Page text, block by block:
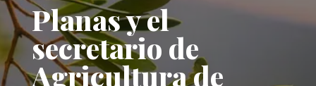
Planas y el
secretario de
Agricultura de